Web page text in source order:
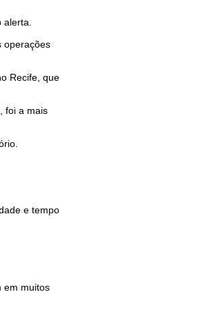
operações
Recife, que
foi a mais
e tempo
em muitos